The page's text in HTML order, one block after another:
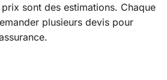
sont des estimations. Chaque
plusieurs devis pour